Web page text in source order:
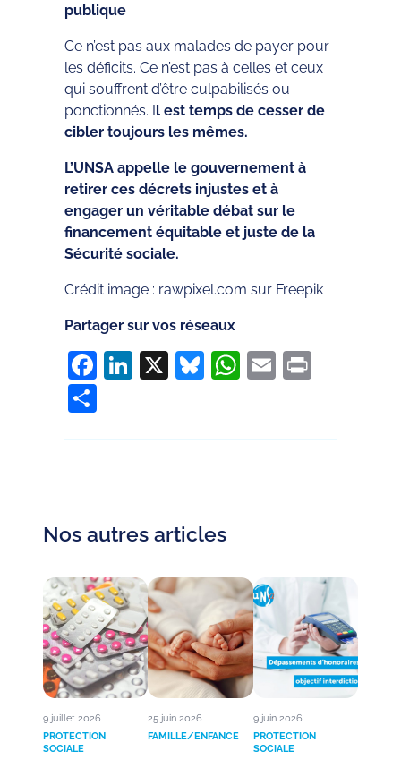
publique
Ce n’est pas aux malades de payer pour
les déficits. Ce n’est pas à celles et ceux
qui souffrent d’être culpabilisés ou
ponctionnés. Il est temps de cesser de
cibler toujours les mêmes.
L’UNSA appelle le gouvernement à
retirer ces décrets injustes et à
engager un véritable débat sur le
financement équitable et juste de la
Sécurité sociale.
Crédit image : rawpixel.com sur Freepik
Partager sur vos réseaux
Facebook
LinkedIn
X Bluesky
WhatsApp
Email
Nos autres articles
9 juillet 2026
PROTECTION
SOCIALE
25 juin 2026
FAMILLE/ENFANCE
9 juin 2026
PROTECTION
SOCIALE